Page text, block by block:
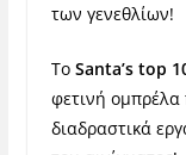
των γενεθλίων!
Το Santa’s top
φετινή
διαδραστικά